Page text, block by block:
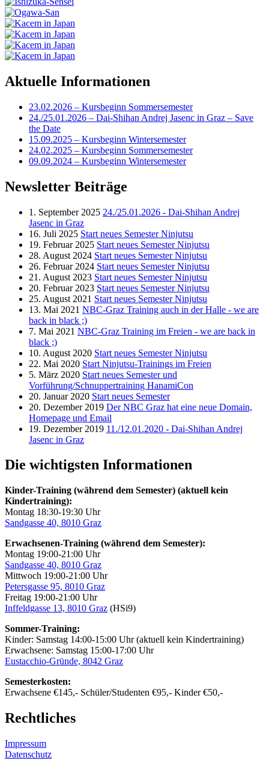
Aktuelle Informationen
23.02.2026 – Kursbeginn Sommersemester
24./25.01.2026 – Dai-Shihan Andrej Jasenc in Graz – Save
the Date
15.09.2025 – Kursbeginn Wintersemester
24.02.2025 – Kursbeginn Sommersemester
09.09.2024 – Kursbeginn Wintersemester
Newsletter Beiträge
1. September 2025 24./25.01.2026 - Dai-Shihan Andrej
Jasenc in Graz
16. Juli 2025 Start neues Semester Ninjutsu
19. Februar 2025 Start neues Semester Ninjutsu
28. August 2024 Start neues Semester Ninjutsu
26. Februar 2024 Start neues Semester Ninjutsu
21. August 2023 Start neues Semester Ninjutsu
20. Februar 2023 Start neues Semester Ninjutsu
25. August 2021 Start neues Semester Ninjutsu
13. Mai 2021 NBC-Graz Training auch in der Halle - we are
back in black ;)
7. Mai 2021 NBC-Graz Training im Freien - we are back in
black ;)
10. August 2020 Start neues Semester Ninjutsu
22. Mai 2020 Start Ninjutsu-Trainings im Freien
5. März 2020 Start neues Semester und
Vorführung/Schnuppertraining HanamiCon
20. Januar 2020 Start neues Semester
20. Dezember 2019 Der NBC Graz hat eine neue Domain,
Homepage und Email
19. Dezember 2019 11./12.01.2020 - Dai-Shihan Andrej
Jasenc in Graz
Die wichtigsten Informationen
Kinder-Training (während dem Semester) (aktuell kein
Kindertraining):
Montag 18:30-19:30 Uhr
Sandgasse 40, 8010 Graz
Erwachsenen-Training (während dem Semester):
Montag 19:00-21:00 Uhr
Sandgasse 40, 8010 Graz
Mittwoch 19:00-21:00 Uhr
Petersgasse 95, 8010 Graz
Freitag 19:00-21:00 Uhr
Inffeldgasse 13, 8010 Graz (HSi9)
Sommer-Training:
Kinder: Samstag 14:00-15:00 Uhr (aktuell kein Kindertraining)
Erwachsene: Samstag 15:00-17:00 Uhr
Eustacchio-Gründe, 8042 Graz
Semesterkosten:
Erwachsene €145,- Schüler/Studenten €95,- Kinder €50,-
Rechtliches
Impressum
Datenschutz